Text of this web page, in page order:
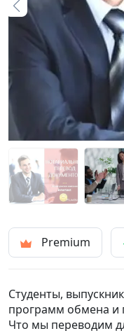
Premium
Студенты,
программ обмена и
Что мы переводим